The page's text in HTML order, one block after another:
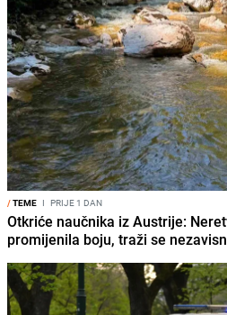
/TEME I PRIJE 1 DAN
Otkriće naučnika iz Austrije:
promijenila boju, traži se